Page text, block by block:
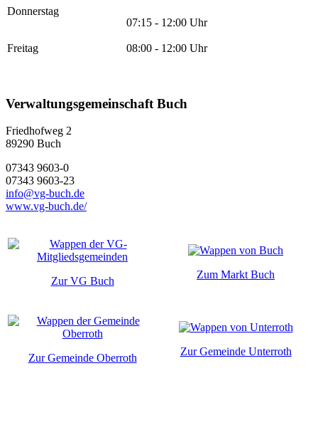
Donnerstag
07:15 - 12:00 Uhr
Freitag 08:00 - 12:00 Uhr
Verwaltungsgemeinschaft Buch
Friedhofweg 2
89290 Buch
07343 9603-0
07343 9603-23
info@vg-buch.de
www.vg-buch.de/
Zur VG Buch
Zum Markt Buch
Zur Gemeinde Oberroth
Zur Gemeinde Unterroth